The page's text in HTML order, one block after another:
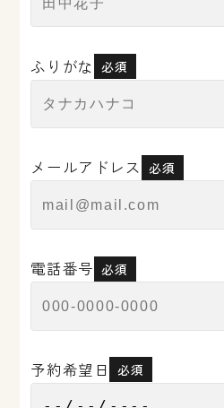
ふりがな 必須
メールアドレス 必須
電話番号 必須
予約希望日 必須